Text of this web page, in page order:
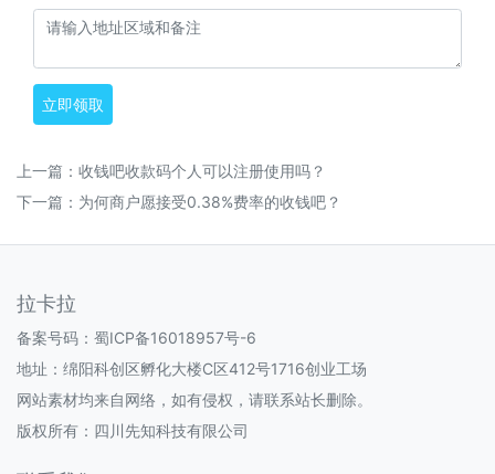
立即领取
上一篇： 收钱吧收款码个人可以注册使用吗？
下一篇： 为何商户愿接受0.38%费率的收钱吧？
拉卡拉
备案号码： 蜀ICP备16018957号-6
地址：绵阳科创区孵化大楼C区412号1716创业工场
网站素材均来自网络，如有侵权，请联系站长删除。
版权所有：四川先知科技有限公司